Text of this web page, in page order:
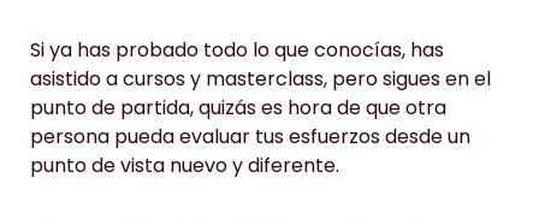
Si ya has probado todo lo que conocías, has
asistido a cursos y masterclass, pero sigues en el
punto de partida, quizás es hora de que otra
persona pueda evaluar tus esfuerzos desde un
punto de vista nuevo y diferente.